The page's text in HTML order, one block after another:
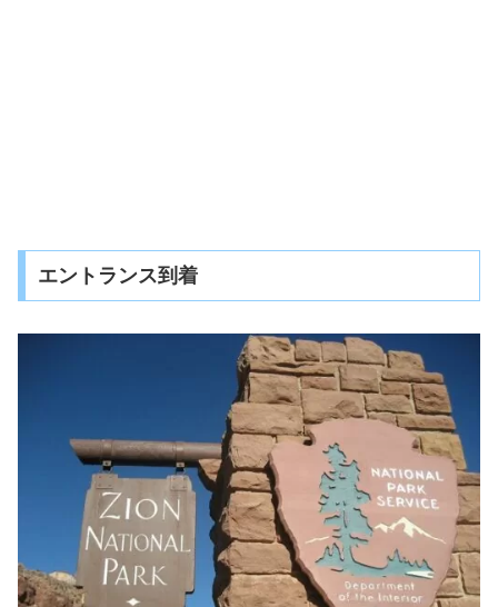
エントランス到着